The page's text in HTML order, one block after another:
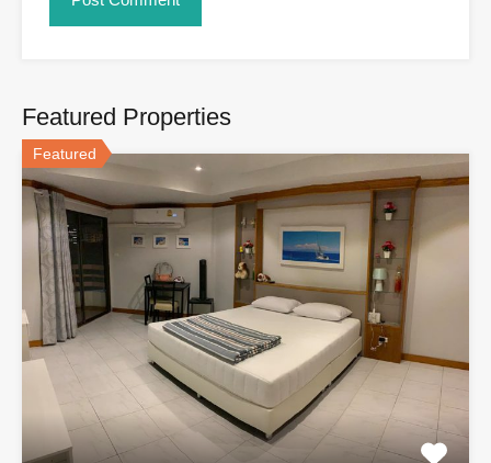
Featured Properties
Featured